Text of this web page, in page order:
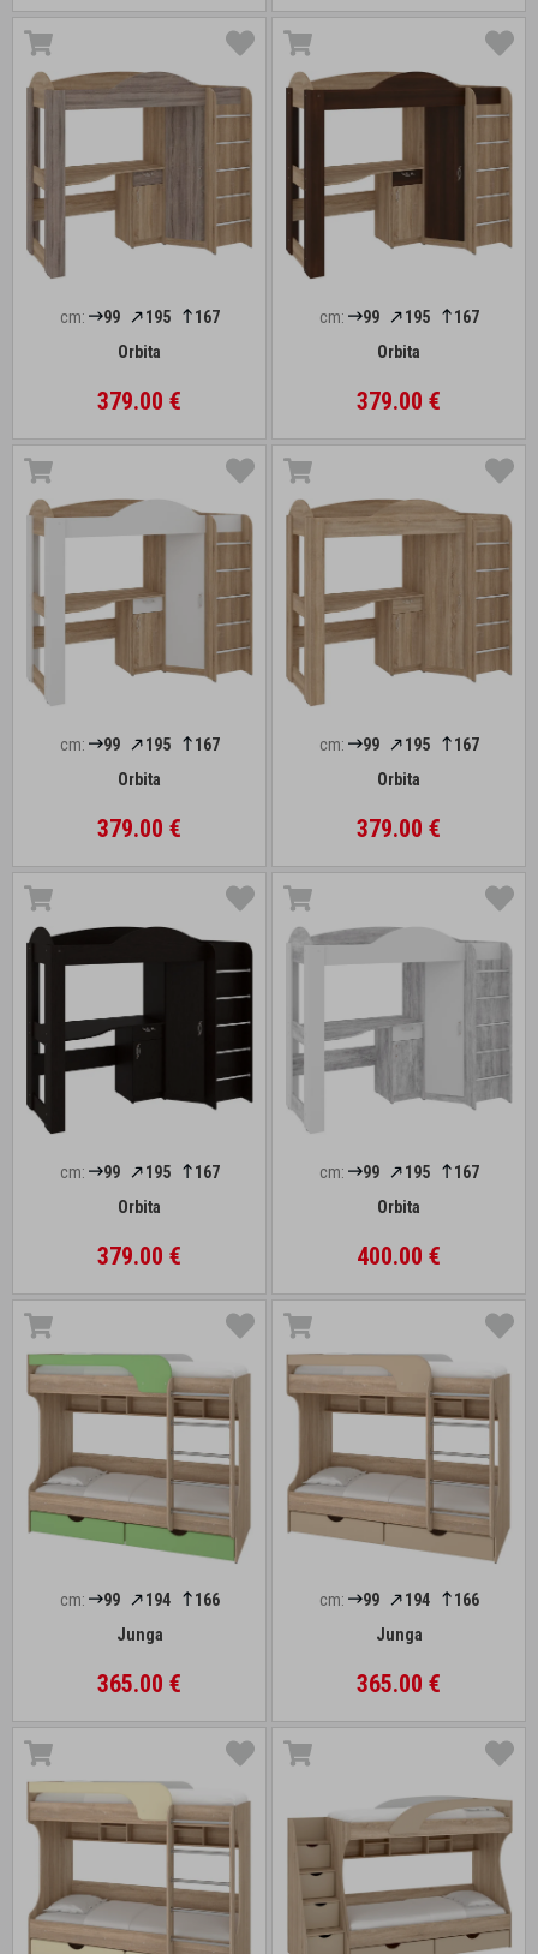
cm: 99 195
167
Orbita
379.00 €
cm: 99 195
167
Orbita
379.00 €
cm: 99 195
167
Orbita
379.00 €
cm: 99 195
167
Orbita
379.00 €
cm: 99 195
167
Orbita
379.00 €
cm: 99 195
167
Orbita
400.00 €
cm: 99 194
166
Junga
365.00 €
cm: 99 194
166
Junga
365.00 €